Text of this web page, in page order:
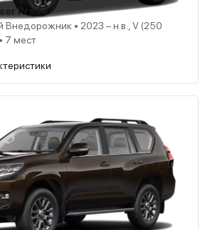
Prado
• 2023 – н.в., V (250
7 мест